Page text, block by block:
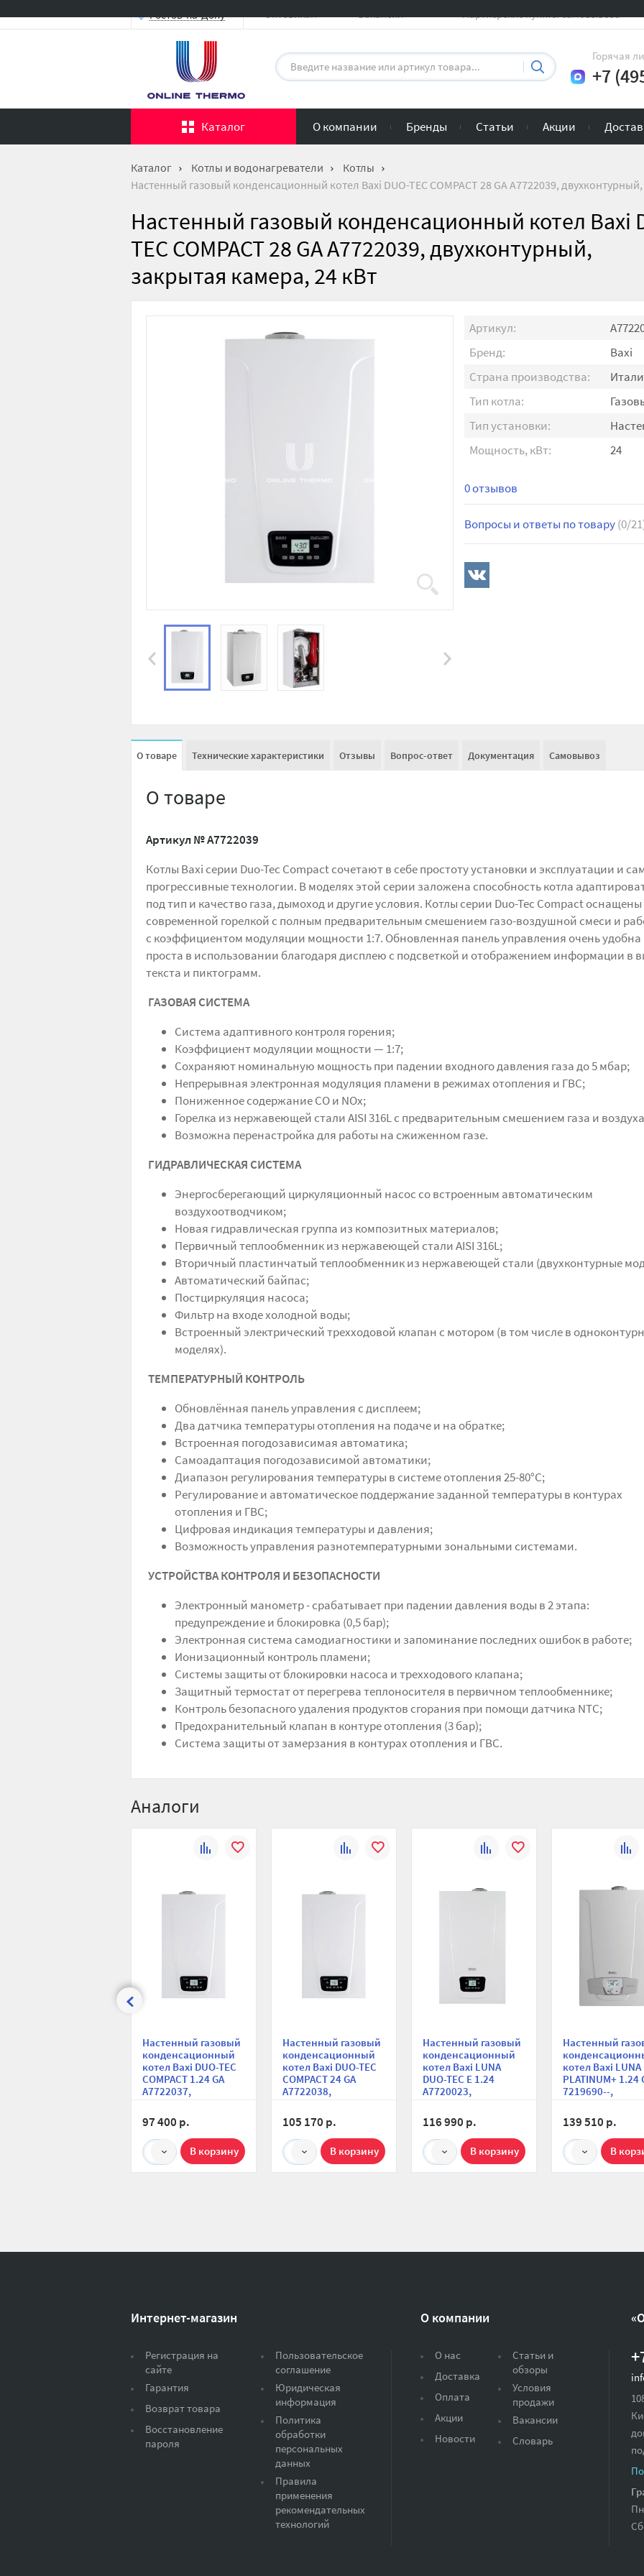
Ростов-на-Дону Оптовикам Вакансии Партнерские пункты самовывоза
Горячая
+7
Каталог О компании Бренды Статьи Акции
Каталог Котлы и водонагреватели
Котлы
Настенный газовый конденсационный котел Baxi DUO-TEC COMPACT 28 GA A7722039,
Настенный газовый конденсационный котел Baxi
TEC COMPACT 28 GA A7722039, двухконтурный,
закрытая камера, 24 кВт
Артикул:
Бренд:
Baxi
Страна производства:
Тип котла:
Тип установки:
Мощность, кВт:
24
0 отзывов
Вопросы и ответы по товару(0/
О товаре Технические характеристики Отзывы Вопрос-ответ Документация Самовывоз
О товаре
Артикул №A7722039
Котлы Baxi серии Duo-Tec Compact сочетают в себе простоту установки и эксплуатации и
прогрессивные технологии. В моделях этой серии заложена способность котла
под тип и качество газа, дымоход и другие условия. Котлы серии Duo-Tec Compact оснащены
современной горелкой с полным предварительным смешением газо-воздушной смеси и
с коэффициентом модуляции мощности 1:7. Обновленная панель управления очень удобна
проста в использовании благодаря дисплею с подсветкой и отображением информации в
текста и пиктограмм.
ГАЗОВАЯ СИСТЕМА
Система адаптивного контроля горения;
Коэффициент модуляции мощности — 1:7;
Сохраняют номинальную мощность при падении входного давления газа до 5 мбар;
Непрерывная электронная модуляция пламени в режимах отопления и ГВС;
Пониженное содержание СО и NOx;
Горелка из нержавеющей стали AISI 316L с предварительным смешением газа и
Возможна перенастройка для работы на сжиженном газе.
ГИДРАВЛИЧЕСКАЯ СИСТЕМА
Энергосберегающий циркуляционный насос со встроенным автоматическим
воздухоотводчиком;
Новая гидравлическая группа из композитных материалов;
Первичный теплообменник из нержавеющей стали AISI 316L;
Вторичный пластинчатый теплообменник из нержавеющей стали (двухконтурные
Автоматический байпас;
Постциркуляция насоса;
Фильтр на входе холодной воды;
Встроенный электрический трехходовой клапан с мотором (в том числе в
моделях).
ТЕМПЕРАТУРНЫЙ КОНТРОЛЬ
Обновлённая панель управления с дисплеем;
Два датчика температуры отопления на подаче и на обратке;
Встроенная погодозависимая автоматика;
Самоадаптация погодозависимой автоматики;
Диапазон регулирования температуры в системе отопления 25-80°С;
Регулирование и автоматическое поддержание заданной температуры в контурах
отопления и ГВС;
Цифровая индикация температуры и давления;
Возможность управления разнотемпературными зональными системами.
УСТРОЙСТВА КОНТРОЛЯ И БЕЗОПАСНОСТИ
Электронный манометр - срабатывает при падении давления воды в 2 этапа:
предупреждение и блокировка (0,5 бар);
Электронная система самодиагностики и запоминание последних ошибок в работе;
Ионизационный контроль пламени;
Системы защиты от блокировки насоса и трехходового клапана;
Защитный термостат от перегрева теплоносителя в первичном теплообменнике;
Контроль безопасного удаления продуктов сгорания при помощи датчика NTC;
Предохранительный клапан в контуре отопления (3 бар);
Система защиты от замерзания в контурах отопления и ГВС.
Аналоги
Настенный газовый
конденсационный
котел Baxi DUO-TEC
COMPACT 1.24 GA
A7722037,
закрытая камера, 24
кВт
97 400 р.
1
Настенный газовый
конденсационный
котел Baxi DUO-TEC
COMPACT 24 GA
A7722038,
закрытая камера, 20
кВт
105 170 р.
1
Настенный газовый
конденсационный
котел Baxi LUNA
DUO-TEC E 1.24
A7720023,
закрытая камера, 24
кВт
116 990 р.
1
Настенный
котел Baxi LUNA
PLATINUM+ 1.24
7219690--,
закрытая
кВт
139 510 р.
1
Интернет-магазин
Регистрация на
сайте
Гарантия
Возврат товара
Восстановление
пароля
Пользовательское
соглашение
Юридическая
информация
Политика
обработки
персональных
данных
Правила
применения
рекомендательных
технологий
О компании
О нас
Доставка
Оплата
Акции
Новости
Статьи и
обзоры
Условия
продажи
Вакансии
Словарь